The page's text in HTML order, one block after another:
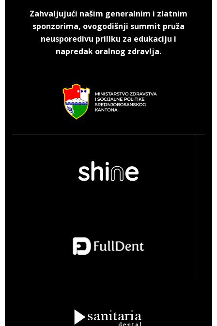
Zahvaljujući našim generalnim i zlatnim
sponzorima, ovogodišnji summit pruža
neusporedivu priliku za edukaciju i
napredak oralnog zdravlja.